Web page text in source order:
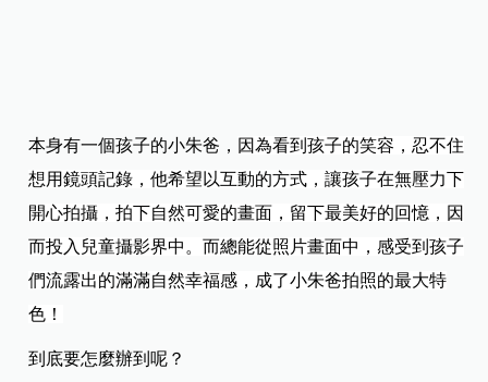
本身有一個孩子的小朱爸， 因為看到孩子的笑容，忍不住
想用鏡頭記錄，他希望以互動的方式，讓孩子在無壓力下
開心拍攝，拍下自然可愛的畫面，留下最美好的回憶，因
而投入兒童攝影界中。而總能從照片畫面中，感受到孩子
們流露出的滿滿自然幸福感，成了小朱爸拍照的最大特
色！
到底要怎麼辦到呢？